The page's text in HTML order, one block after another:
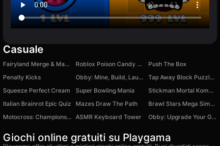
Casuale
Fairyland Merge & Magic Roblox Poison Candy +1 Luck.
Push The Box
Penalty Kicks
Obby: Mine, Build, Launch
Tap Away Block Puzzle 3D
Squeeze Perfect Cream
Super Bowling Mania
Stickman Mortal Kombat
Italian Brainrot Epic Quiz
Mazes Draw The Path
Brawl Stars Mega Simulator
Motocross: Championship and Freestyle ASMR Keyboard Tower Obby: Upgrade Your Gun
Giochi online gratuiti su Playgama